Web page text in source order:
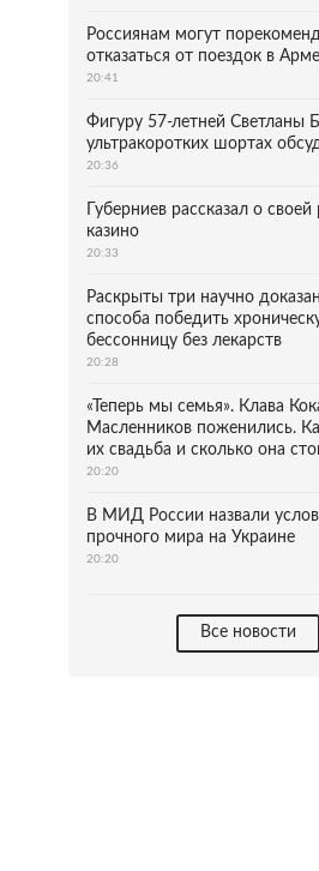
Россиянам могут
отказаться от поездок в
20:41
Фигуру 57-летней Светланы
ультракоротких шортах
20:36
Губерниев рассказал о своей
казино
20:33
Раскрыты три научно
способа победить
бессонницу без лекарств
20:28
«Теперь мы семья». Клава
Масленников поженились.
их свадьба и сколько она
20:20
В МИД России назвали
прочного мира на Украине
20:20
Все новости